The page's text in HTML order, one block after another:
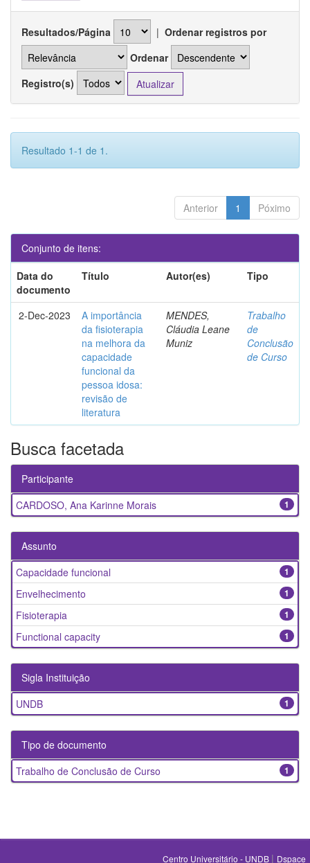
Resultados/Página | Ordenar registros por
Ordenar
Registro(s)
Resultado 1-1 de 1.
Anterior 1 Póximo
Conjunto de itens:
Data do
documento
Título Autor(es) Tipo
2-Dec-2023
A importância
da fisioterapia
na melhora da
capacidade
funcional da
pessoa idosa:
revisão de
literatura
MENDES,
Cláudia Leane
Muniz
Trabalho
de
Conclusão
de Curso
Busca facetada
Participante
1
CARDOSO, Ana Karinne Morais
Assunto
1
Capacidade funcional
1
Envelhecimento
1
Fisioterapia
1
Functional capacity
Sigla Instituição
1
UNDB
Tipo de documento
1
Trabalho de Conclusão de Curso
Centro Universitário - UNDB | Dspace